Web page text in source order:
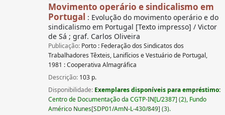
Movimento operário e sindicalismo em
Portugal : Evolução do movimento operário e do
sindicalismo em Portugal [Texto impresso] / Victor
de Sá ; graf. Carlos Oliveira
Publicação: Porto : Federação dos Sindicatos dos
Trabalhadores Têxteis, Lanifícios e Vestuário de Portugal,
1981 : Cooperativa Almagráfica
Descrição: 103 p.
Disponibilidade: Exemplares disponíveis para empréstimo:
Centro de Documentação da CGTP-IN[L/2387] (2), Fundo
Américo Nunes[SDP01/AmN-L-430/849] (3).